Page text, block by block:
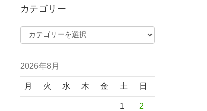
カテゴリー
2026年8月
月 火 水 木 金 土 日
1 2